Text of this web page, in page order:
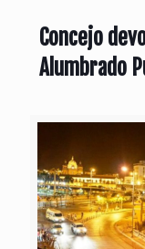
Concejo
Alumbrado